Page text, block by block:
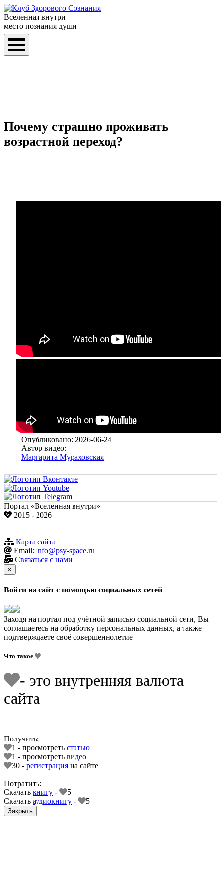
Вселенная внутри
место познания души
Почему страшно проживать
возрастной переход?
Опубликовано: 2026-06-24
Автор видео:
Маргарита Мураховская
Портал «Вселенная внутри»
2015 - 2026
Карта сайта
Email: info@psy-space.ru
Связаться с нами
×
Войти на сайт с помощью социальных сетей
Заходя на портал под учётной записью социальной сети, Вы
соглашаетесь на обработку персональных данных, а также
подтверждаете своё совершеннолетие
Что такое
- это внутренняя валюта
сайта
Получить:
1 - просмотреть статью
1 - просмотреть видео
30 - регистрация на сайте
Потратить:
Скачать книгу -
5
Скачать аудиокнигу - 5
Закрыть